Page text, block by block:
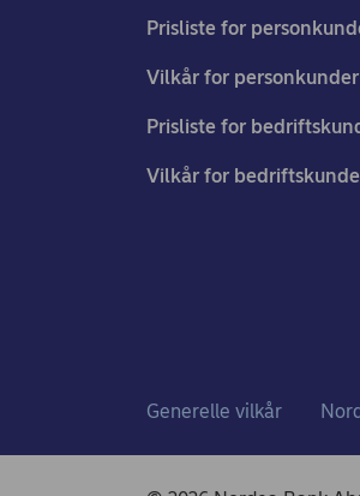
Prisliste for
Vilkår for personkunder
Prisliste for
Vilkår for
Generelle vilkår